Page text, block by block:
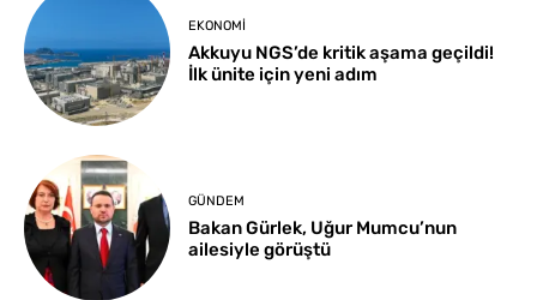
EKONOMI
Akkuyu NGS’de kritik aşama geçildi!
İlk ünite için yeni adım
GÜNDEM
Bakan Gürlek, Uğur Mumcu’nun
ailesiyle görüştü